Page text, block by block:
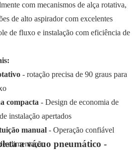
com mecanismos de alça rotativa,
de alto aspirador com excelentes
de fluxo e instalação com eficiência de
- rotação precisa de 90 graus para
compacta - Design de economia de
instalação apertados
manual - Operação confiável
alimentação
a vácuo pneumático -